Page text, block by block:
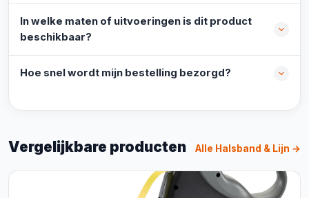
In welke maten of uitvoeringen is dit product
beschikbaar?
Hoe snel wordt mijn bestelling bezorgd?
Vergelijkbare producten Alle Halsband & Lijn →